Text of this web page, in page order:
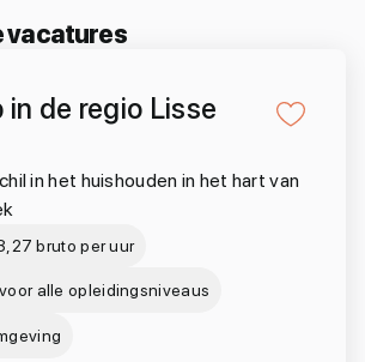
vacatures
in de regio Lisse
in het huishouden in het hart van
bruto per uur
alle opleidingsniveaus